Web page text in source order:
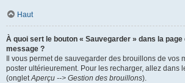
Haut
À quoi sert le bouton « Sauvegarder » dans la
message ?
Il vous permet de sauvegarder des brouillons de vos
poster ultérieurement. Pour les recharger, allez dans
(ongletAperçu --> Gestion des brouillons).